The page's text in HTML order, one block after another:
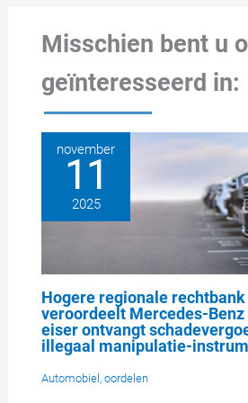
Misschien bent u
geïnteresseerd in:
november
11
2025
Hogere regionale rechtbank
veroordeelt Mercedes-
eiser ontvangt
illegaal manipulatie-
Automobiel,oordelen